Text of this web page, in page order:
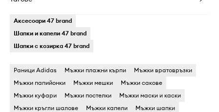
Аксесоари 47 brand
Шапки и капели 47 brand
Шапки с козирка 47 brand
Раници Adidas Мъжки плажни кърпи
Мъжки вратовръзки
Мъжки папийонки
Мъжки мешки
Мъжки сакове
Мъжки куфари
Мъжки постелки
Мъжки маски и каски
Мъжки кръгли шалове
Мъжки капели
Мъжки шапки